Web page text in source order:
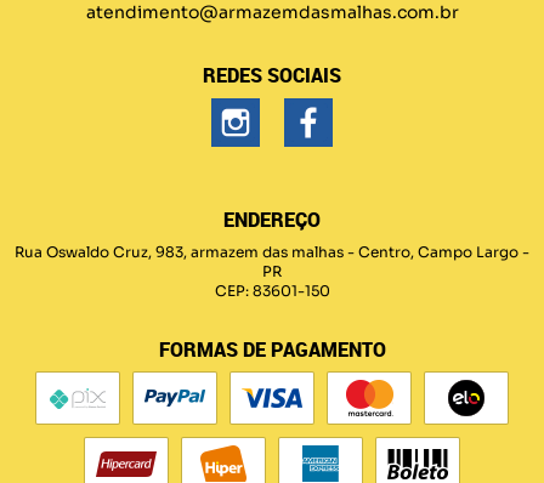
atendimento@armazemdasmalhas.com.br
REDES SOCIAIS
ENDEREÇO
Rua Oswaldo Cruz, 983, armazem das malhas - Centro, Campo Largo -
PR
CEP: 83601-150
FORMAS DE PAGAMENTO